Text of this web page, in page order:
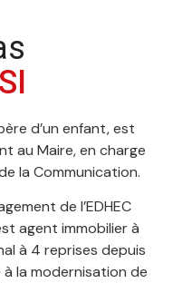
d’un enfant, est
au Maire, en charge
la Communication.
de l’EDHEC
agent immobilier à
à 4 reprises depuis
la modernisation de